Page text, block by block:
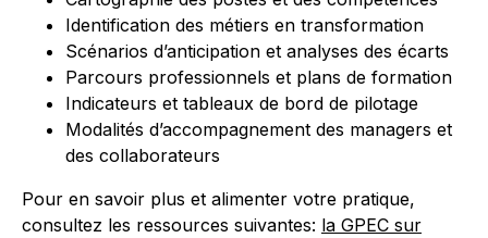
Identification des métiers en transformation
Scénarios d’anticipation et analyses des écarts
Parcours professionnels et plans de formation
Indicateurs et tableaux de bord de pilotage
Modalités d’accompagnement des managers et
des collaborateurs
Pour en savoir plus et alimenter votre pratique,
consultez les ressources suivantes: la GPEC sur